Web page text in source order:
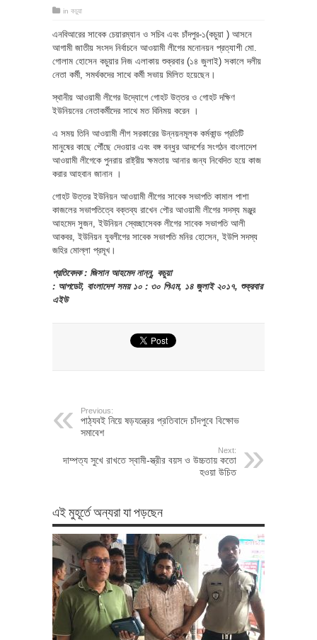
in কচুয়া
এনবিআরের সাবেক চেয়ারম্যান ও সচিব এবং চাঁদপুর-১(কচুয়া ) আসনে
আগামী জাতীয় সংসদ নির্বাচনে আওয়ামী লীগের মনোনয়ন প্রত্যাশী মো.
গোলাম হোসেন কচুয়ার নিজ এলাকায় শুক্রবার (১৪ জুলাই) সকালে দলীয়
নেতা কর্মী, সমর্থকদের সাথে কর্মী সভায় মিলিত হয়েছেন।
স্থানীয় আওয়ামী লীগের উদ্যোগে গোহট উত্তর ও গোহট দক্ষিণ
ইউনিয়নের নেতাকর্মীদের সাথে মত বিনিময় করেন ।
এ সময় তিনি আওয়ামী লীগ সরকারের উন্নয়নমূলক কর্মকান্ড প্রতিটি
মানুষের কাছে পৌঁছে দেওয়ার এবং বঙ্গ বন্ধুর আদর্শের সংগঠন বাংলাদেশ
আওয়ামী লীগেকে পুনরায় রাষ্ট্রীয় ক্ষমতায় আনার জন্য নিবেদিত হয়ে কাজ
করার আহবান জানান ।
গোহট উত্তর ইউনিয়ন আওয়ামী লীগের সাবেক সভাপতি কামাল পাশা
কাজলের সভাপতিত্বে বক্তব্য রাখেন পৌর আওয়ামী লীগের সদস্য মঞ্জুর
আহমেদ সুজন, ইউনিয়ন স্বেচ্ছাসেবক লীগের সাবেক সভাপতি আলী
আকবর, ইউনিয়ন যুবলীগের সাবেক সভাপতি মনির হোসেন, ইউপি সদস্য
জহির মোল্লা প্রমূখ।
প্রতিবেদক : জিসান আহমেদ নান্নু, কচুয়া
: আপডেট, বাংলাদেশ সময় ১০ : ৩০ পিএম, ১৪ জুলাই ২০১৭, শুক্রবার
এইউ
Previous:
পাঠ্যবই নিয়ে ষড়যন্ত্রের প্রতিবাদে চাঁদপুবে বিক্ষোভ
সমাবেশ
Next:
দাম্পত্য সুখে রাখতে স্বামী-স্ত্রীর বয়স ও উচ্চতায় কতো
হওয়া উচিত
এই মুহূর্তে অন্যরা যা পড়ছেন